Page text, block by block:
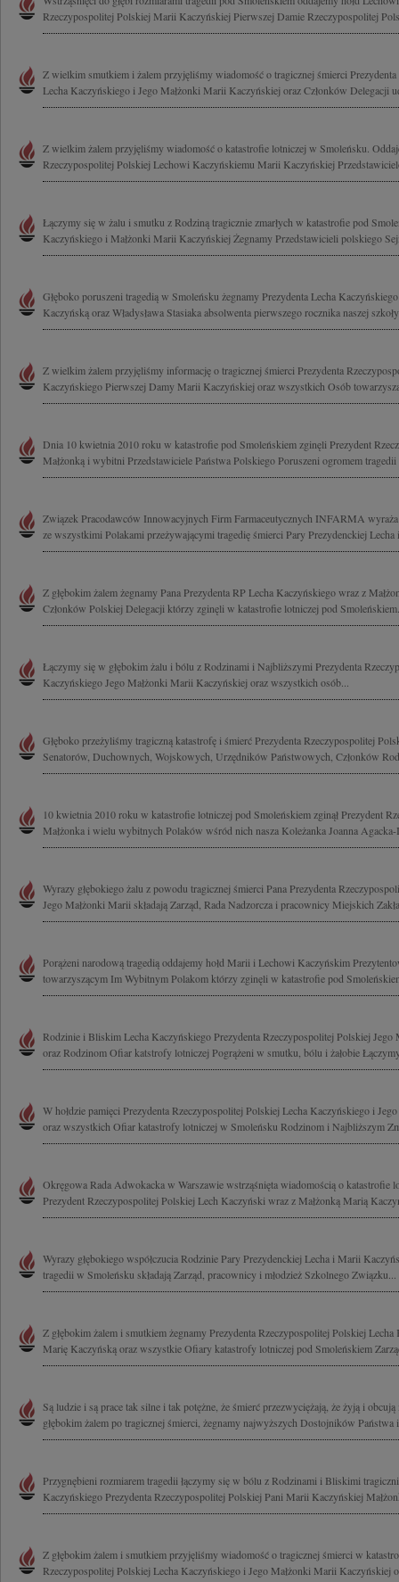
Rzeczypospolitej Polskiej Marii Kaczyńskiej Pierwszej Damie Rzeczypospolitej
Z wielkim smutkiem i żalem przyjęliśmy wiadomość o tragicznej śmierci
Lecha Kaczyńskiego i Jego Małżonki Marii Kaczyńskiej oraz Członków Delegacji
Z wielkim żalem przyjęliśmy wiadomość o katastrofie lotniczej w Smoleńsku.
Rzeczypospolitej Polskiej Lechowi Kaczyńskiemu Marii Kaczyńskiej
Łączymy się w żalu i smutku z Rodziną tragicznie zmarłych w katastrofie pod
Kaczyńskiego i Małżonki Marii Kaczyńskiej Żegnamy Przedstawicieli polskiego
Głęboko poruszeni tragedią w Smoleńsku żegnamy Prezydenta Lecha
Kaczyńską oraz Władysława Stasiaka absolwenta pierwszego rocznika naszej
Z wielkim żalem przyjęliśmy informację o tragicznej śmierci Prezydenta
Kaczyńskiego Pierwszej Damy Marii Kaczyńskiej oraz wszystkich Osób
Dnia 10 kwietnia 2010 roku w katastrofie pod Smoleńskiem zginęli Prezydent
Małżonką i wybitni Przedstawiciele Państwa Polskiego Poruszeni ogromem tragedii
Związek Pracodawców Innowacyjnych Firm Farmaceutycznych INFARMA wyraża
ze wszystkimi Polakami przeżywającymi tragedię śmierci Pary Prezydenckiej
Z głębokim żalem żegnamy Pana Prezydenta RP Lecha Kaczyńskiego wraz z
Członków Polskiej Delegacji którzy zginęli w katastrofie lotniczej pod
Łączymy się w głębokim żalu i bólu z Rodzinami i Najbliższymi Prezydenta
Kaczyńskiego Jego Małżonki Marii Kaczyńskiej oraz wszystkich osób...
Głęboko przeżyliśmy tragiczną katastrofę i śmierć Prezydenta Rzeczypospolitej
Senatorów, Duchownych, Wojskowych, Urzędników Państwowych, Członków
10 kwietnia 2010 roku w katastrofie lotniczej pod Smoleńskiem zginął Prezydent
Małżonka i wielu wybitnych Polaków wśród nich nasza Koleżanka Joanna Agacka-
Wyrazy głębokiego żalu z powodu tragicznej śmierci Pana Prezydenta
Jego Małżonki Marii składają Zarząd, Rada Nadzorcza i pracownicy Miejskich
Porążeni narodową tragedią oddajemy hołd Marii i Lechowi Kaczyńskim
towarzyszącym Im Wybitnym Polakom którzy zginęli w katastrofie pod
Rodzinie i Bliskim Lecha Kaczyńskiego Prezydenta Rzeczypospolitej Polskiej
oraz Rodzinom Ofiar katstrofy lotniczej Pogrążeni w smutku, bólu i żałobie
W hołdzie pamięci Prezydenta Rzeczypospolitej Polskiej Lecha Kaczyńskiego i
oraz wszystkich Ofiar katastrofy lotniczej w Smoleńsku Rodzinom i Najbliższym
Okręgowa Rada Adwokacka w Warszawie wstrząśnięta wiadomością o katastrofie
Prezydent Rzeczypospolitej Polskiej Lech Kaczyński wraz z Małżonką Marią
Wyrazy głębokiego współczucia Rodzinie Pary Prezydenckiej Lecha i Marii
tragedii w Smoleńsku składają Zarząd, pracownicy i młodzież Szkolnego Związku...
Z głębokim żalem i smutkiem żegnamy Prezydenta Rzeczypospolitej Polskiej Lecha
Marię Kaczyńską oraz wszystkie Ofiary katastrofy lotniczej pod Smoleńskiem
Są ludzie i są prace tak silne i tak potężne, że śmierć przezwyciężają, że żyją i
głębokim żalem po tragicznej śmierci, żegnamy najwyższych Dostojników Państwa
Przygnębieni rozmiarem tragedii łączymy się w bólu z Rodzinami i Bliskimi
Kaczyńskiego Prezydenta Rzeczypospolitej Polskiej Pani Marii Kaczyńskiej
Z głębokim żalem i smutkiem przyjęliśmy wiadomość o tragicznej śmierci w
Rzeczypospolitej Polskiej Lecha Kaczyńskiego i Jego Małżonki Marii Kaczyńskiej